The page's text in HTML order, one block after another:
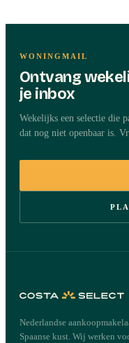
Onafhankelijk advies
Vraag
woning
Appartement
E-MAIL ·
WONINGMAIL
Ontvang
je inbox
Wekelijks een selectie die
dat nog niet openbaar is.
Nederlandse
Spaanse kust. Wij werken